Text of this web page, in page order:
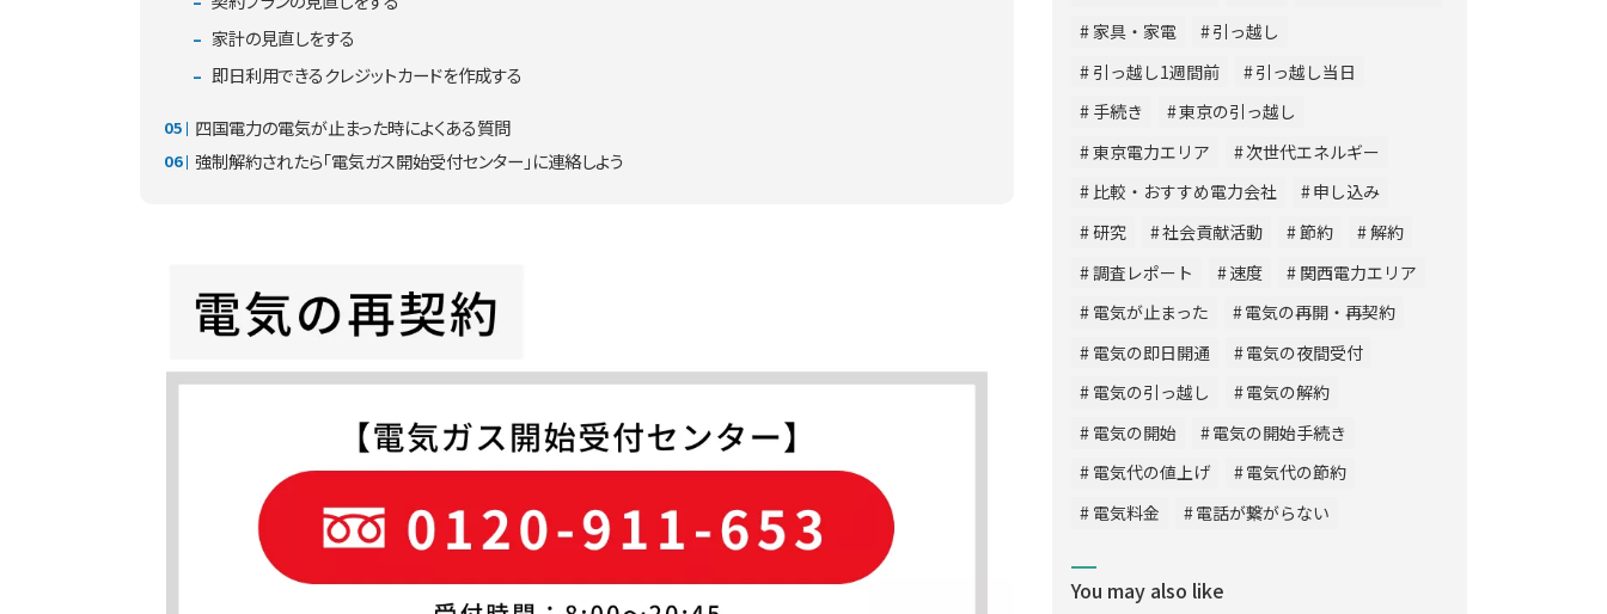
家計の見直しをする
即日利用できるクレジットカードを作成する
四国電力の電気が止まった時によくある質問
強制解約されたら「電気ガス開始受付センター」に連絡しよう
家具・家電
引っ越し
引っ越し1週間前
引っ越し当日
手続き
東京の引っ越し
東京電力エリア
次世代エネルギー
比較・おすすめ電力会社
申し込み
研究
社会貢献活動 節約
解約
調査レポート
速度
関西電力エリア
電気が止まった
電気の再開・再契約
電気の即日開通
電気の夜間受付
電気の引っ越し
電気の解約
電気の開始
電気の開始手続き
電気代の値上げ
電気代の節約
電気料金
電話が繋がらない
You may also like